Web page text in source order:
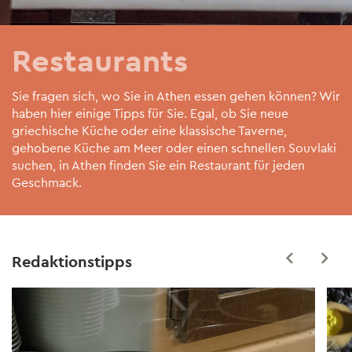
Restaurants
Sie fragen sich, wo Sie in Athen essen gehen können? Wir
haben hier einige Tipps für Sie. Egal, ob Sie neue
griechische Küche oder eine klassische Taverne,
gehobene Küche am Meer oder einen schnellen Souvlaki
suchen, in Athen finden Sie ein Restaurant für jeden
Geschmack.
Redaktionstipps